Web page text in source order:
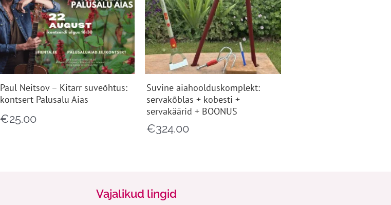
Paul Neitsov – Kitarr suveõhtus:
kontsert Palusalu Aias
€25.00
Suvine aiahoolduskomplekt:
servakõblas + kobesti +
servakäärid + BOONUS
€324.00
Vajalikud lingid